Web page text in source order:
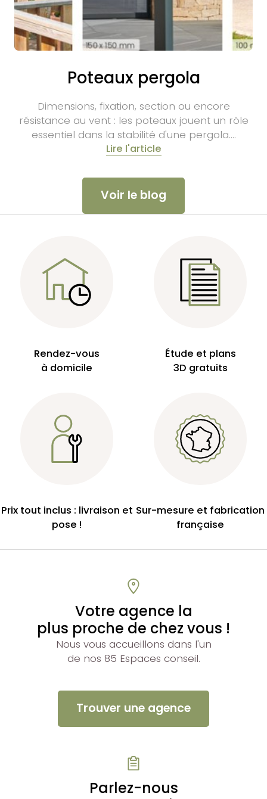
Poteaux pergola
Dimensions, fixation, section ou encore
résistance au vent : les poteaux jouent un rôle
essentiel dans la stabilité d'une pergola.…
Lire l'article
Voir le blog
Rendez-vous
à domicile
Étude et plans
3D gratuits
Prix tout inclus : livraison et
pose !
Sur-mesure et fabrication
française
Votre agence la
plus proche de chez vous !
Nous vous accueillons dans l'un
de nos 85 Espaces conseil.
Trouver une agence
Parlez-nous